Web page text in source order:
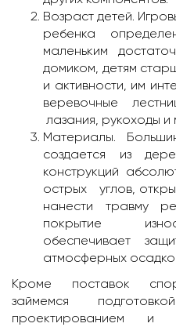
Возраст детей.
ребенка
маленьким
домиком, детям
и активности, им
веревочные
лазания, рукоходы и
Материалы.
создается из
конструкций
острых углов,
нанести травму
покрытие
обеспечивает
атмосферных
Кроме поставок
займемся
проектированием и